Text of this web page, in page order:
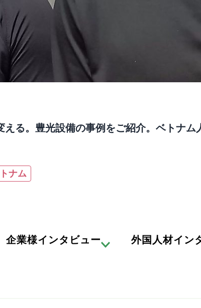
える。豊光設備の事例をご紹介。ベトナム
ナム
企業様インタビュー 外国人材イン